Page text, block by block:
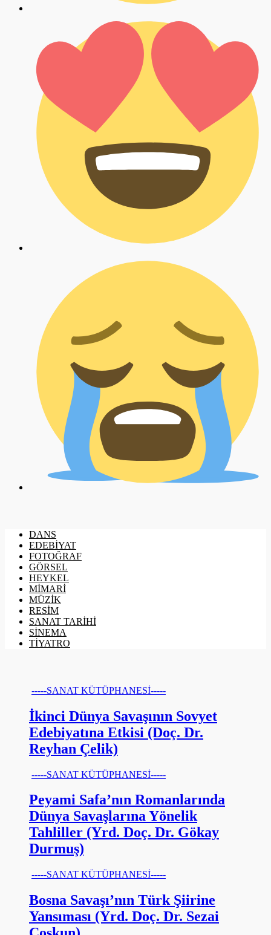
DANS
EDEBİYAT
FOTOĞRAF
GÖRSEL
HEYKEL
MİMARİ
MÜZİK
RESİM
SANAT TARİHİ
SİNEMA
TİYATRO
-----SANAT KÜTÜPHANESİ-----
İkinci Dünya Savaşının Sovyet
Edebiyatına Etkisi (Doç. Dr.
Reyhan Çelik)
-----SANAT KÜTÜPHANESİ-----
Peyami Safa’nın Romanlarında
Dünya Savaşlarına Yönelik
Tahliller (Yrd. Doç. Dr. Gökay
Durmuş)
-----SANAT KÜTÜPHANESİ-----
Bosna Savaşı’nın Türk Şiirine
Yansıması (Yrd. Doç. Dr. Sezai